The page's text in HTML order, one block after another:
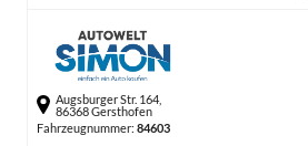
Augsburger Str. 164,
86368 Gersthofen
Fahrzeugnummer: 84603